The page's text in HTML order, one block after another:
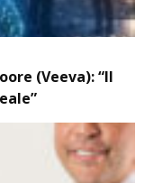
(Veeva): “Il